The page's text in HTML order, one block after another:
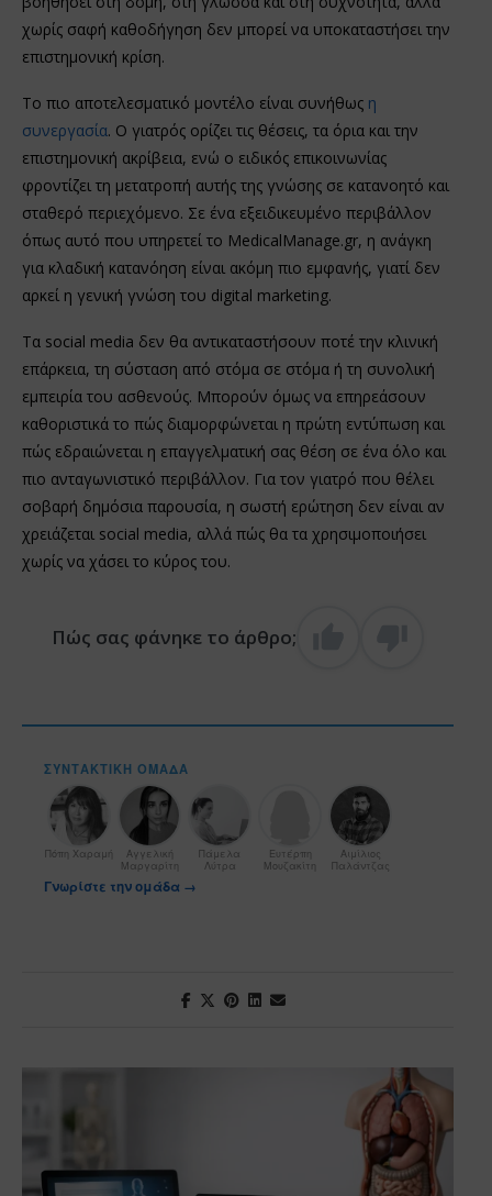
χωρίς σαφή καθοδήγηση δεν μπορεί να υποκαταστήσει την
επιστημονική κρίση.
Το πιο αποτελεσματικό μοντέλο είναι συνήθως η
συνεργασία. Ο γιατρός ορίζει τις θέσεις, τα όρια και την
επιστημονική ακρίβεια, ενώ ο ειδικός επικοινωνίας
φροντίζει τη μετατροπή αυτής της γνώσης σε κατανοητό και
σταθερό περιεχόμενο. Σε ένα εξειδικευμένο περιβάλλον
όπως αυτό που υπηρετεί το MedicalManage.gr, η ανάγκη
για κλαδική κατανόηση είναι ακόμη πιο εμφανής, γιατί δεν
αρκεί η γενική γνώση του digital marketing.
Τα social media δεν θα αντικαταστήσουν ποτέ την κλινική
επάρκεια, τη σύσταση από στόμα σε στόμα ή τη συνολική
εμπειρία του ασθενούς. Μπορούν όμως να επηρεάσουν
καθοριστικά το πώς διαμορφώνεται η πρώτη εντύπωση και
πώς εδραιώνεται η επαγγελματική σας θέση σε ένα όλο και
πιο ανταγωνιστικό περιβάλλον. Για τον γιατρό που θέλει
σοβαρή δημόσια παρουσία, η σωστή ερώτηση δεν είναι αν
χρειάζεται social media, αλλά πώς θα τα χρησιμοποιήσει
χωρίς να χάσει το κύρος του.
Πώς σας φάνηκε το άρθρο;
ΣΥΝΤΑΚΤΙΚΉ ΟΜΆΔΑ
Πόπη Χαραμή
Αγγελική
Μαργαρίτη
Πάμελα
Λύτρα
Ευτέρπη
Μουζακίτη
Αιμίλιος
Παλάντζας
Γνωρίστε την ομάδα →